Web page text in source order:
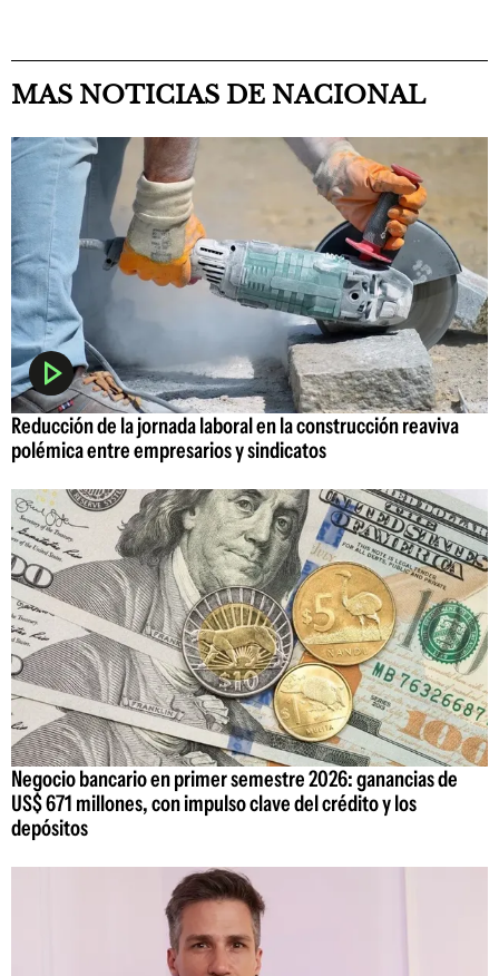
MAS NOTICIAS DE NACIONAL
Reducción de la jornada laboral en la construcción reaviva
polémica entre empresarios y sindicatos
Negocio bancario en primer semestre 2026: ganancias de
US$ 671 millones, con impulso clave del crédito y los
depósitos